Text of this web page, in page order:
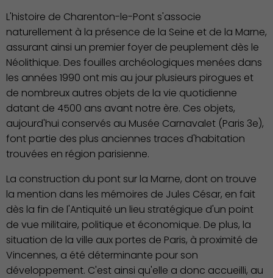
L'histoire de Charenton-le-Pont s'associe
naturellement à la présence de la Seine et de la Marne,
assurant ainsi un premier foyer de peuplement dès le
Néolithique. Des fouilles archéologiques menées dans
les années 1990 ont mis au jour plusieurs pirogues et
de nombreux autres objets de la vie quotidienne
datant de 4500 ans avant notre ère. Ces objets,
aujourd'hui conservés au Musée Carnavalet (Paris 3e),
font partie des plus anciennes traces d'habitation
trouvées en région parisienne.
La construction du pont sur la Marne, dont on trouve
la mention dans les mémoires de Jules César, en fait
dès la fin de l'Antiquité un lieu stratégique d'un point
de vue militaire, politique et économique. De plus, la
situation de la ville aux portes de Paris, à proximité de
Vincennes, a été déterminante pour son
développement. C'est ainsi qu'elle a donc accueilli, au